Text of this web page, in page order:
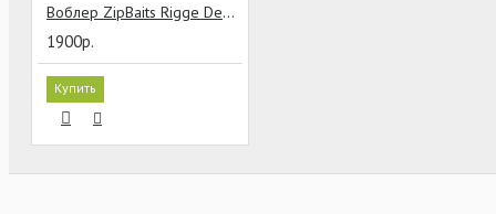
Воблер ZipBaits Rigge Deep 90F 11 гр #510R
1900р.
Купить